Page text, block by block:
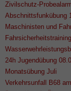
Zivilschutz-
Abschnittsfunkübung
Maschinisten und
24h Jugendübung
Monatsübung Juli
Verkehrsunfall B68